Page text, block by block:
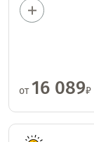
от16 089₽